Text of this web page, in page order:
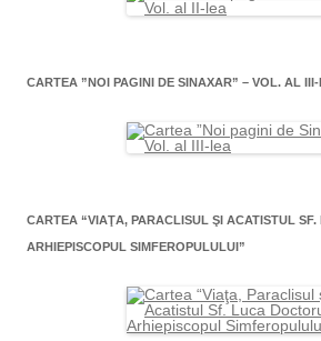
CARTEA ”NOI PAGINI DE SINAXAR” – VOL. AL III-
CARTEA “VIAŢA, PARACLISUL ŞI ACATISTUL
ARHIEPISCOPUL SIMFEROPULULUI”